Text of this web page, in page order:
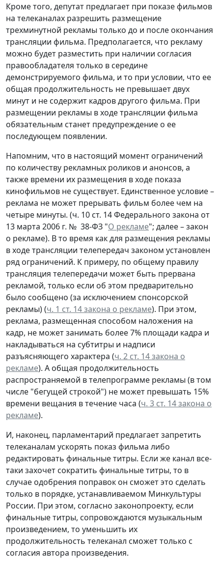
Кроме того, депутат предлагает при показе фильмов
на телеканалах разрешить размещение
трехминутной рекламы только до и после окончания
трансляции фильма. Предполагается, что рекламу
можно будет разместить при наличии согласия
правообладателя только в середине
демонстрируемого фильма, и то при условии, что ее
общая продолжительность не превышает двух
минут и не содержит кадров другого фильма. При
размещении рекламы в ходе трансляции фильма
обязательным станет предупреждение о ее
последующем появлении.
Напомним, что в настоящий момент ограничений
по количеству рекламных роликов и анонсов, а
также времени их размещения в ходе показа
кинофильмов не существует. Единственное условие –
реклама не может прерывать фильм более чем на
четыре минуты. (ч. 10 ст. 14 Федерального закона от
13 марта 2006 г. № 38-ФЗ "О рекламе"; далее – закон
о рекламе). В то время как для размещения рекламы
в ходе трансляции телепередач законом установлен
ряд ограничений. К примеру, по общему правилу
трансляция телепередачи может быть прервана
рекламой, только если об этом предварительно
было сообщено (за исключением спонсорской
рекламы) (ч. 1 ст. 14 закона о рекламе). При этом,
реклама, размещенная способом наложения на
кадр, не может занимать более 7% площади кадра и
накладываться на субтитры и надписи
разъясняющего характера (ч. 2 ст. 14 закона о
рекламе). А общая продолжительность
распространяемой в телепрограмме рекламы (в том
числе "бегущей строкой") не может превышать 15%
времени вещания в течение часа (ч. 3 ст. 14 закона о
рекламе).
И, наконец, парламентарий предлагает запретить
телеканалам ускорять показ фильма либо
редактировать финальные титры. Если же канал все-
таки захочет сократить финальные титры, то в
случае одобрения поправок он сможет это сделать
только в порядке, устанавливаемом Минкультуры
России. При этом, согласно законопроекту, если
финальные титры, сопровождаются музыкальным
произведением, то уменьшить их
продолжительность телеканал сможет только с
согласия автора произведения.